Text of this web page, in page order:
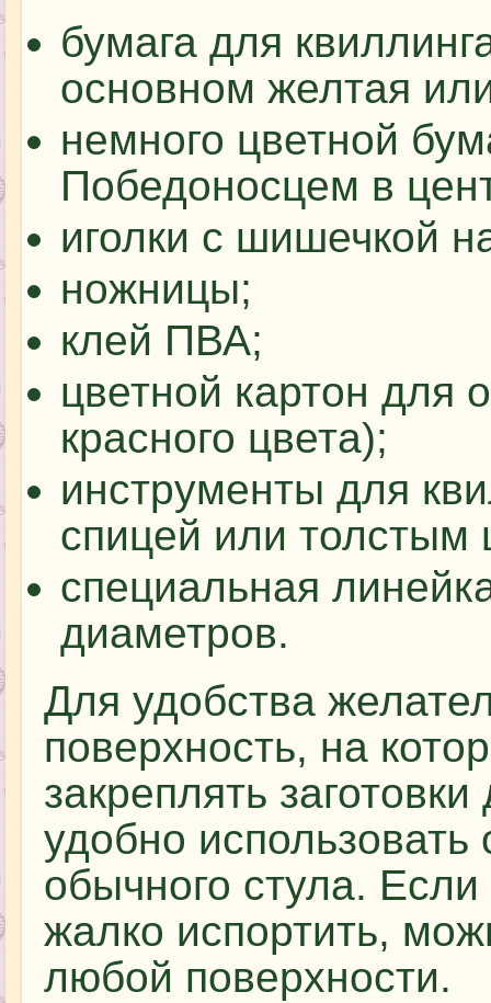
бумага для
основном желтая
немного цветной
Победоносцем в
иголки с шишечкой
ножницы;
клей ПВА;
цветной картон для
красного цвета);
инструменты для
спицей или
специальная
диаметров.
Для удобства
поверхность, на
закреплять
удобно использовать
обычного стула.
жалко испортить,
любой поверхности.